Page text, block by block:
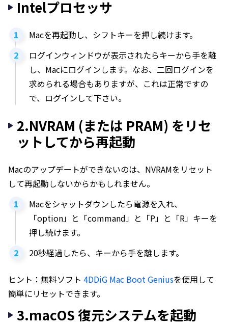
Intelプロセッサ
Macを再起動し、シフトキーを押し続けます。
ログインウィンドウが表示されたらキーから手を離
し、Macにログインします。なお、二回ログインを
求められる場合もありますが、これは正常ですの
で、ログインして下さい。
2.NVRAM (または PRAM) をリセ
ットしてから再起動
Macのアップデートができないのは、NVRAMをリセット
して再起動しないからかもしれません。
Macをシャットダウンしたら電源を入れ、
「option」と「command」と「P」と「R」キーを
押し続けます。
20秒経過したら、キーから手を離します。
ヒント：無料ソフト 4DDiG Mac Boot Geniusを使用して
簡単にリセットできます。
3.macOS 復元システムを起動